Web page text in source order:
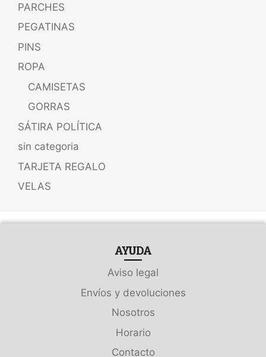
PARCHES
PEGATINAS
PINS
ROPA
CAMISETAS
GORRAS
SÁTIRA POLÍTICA
sin categoria
TARJETA REGALO
VELAS
AYUDA
Aviso legal
Envíos y devoluciones
Nosotros
Horario
Contacto